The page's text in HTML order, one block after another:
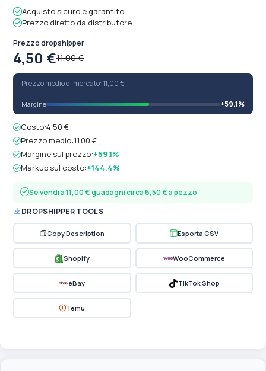
Acquisto sicuro e garantito
Prezzo diretto da distributore
Prezzo dropshipper
4,50 €11,00 €
Prezzo medio di mercato: 11,00 €
Margine +59.1%
Costo:4,50 €
Prezzo medio:11,00 €
Margine sul prezzo:+59.1%
Markup sul costo:+144.4%
Se vendi a 11,00 € guadagni circa 6,50 € a pezzo
DROPSHIPPER TOOLS
Copy Description Esporta CSV
Shopify WooCommerce
eBay TikTok Shop
Temu